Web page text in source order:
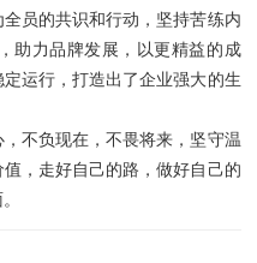
员的共识和行动，坚持苦练内
助力品牌发展，以更精益的成
运行，打造出了企业强大的生
不负现在，不畏将来，坚守温
，走好自己的路，做好自己的